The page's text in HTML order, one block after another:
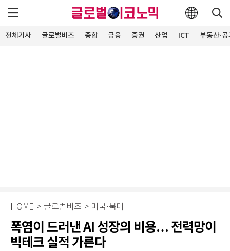
전체기사 글로벌비즈 종합 금융 증권 산업 ICT 부동산·
HOME > 글로벌비즈 > 미국·북미
폭염이 드러낸 AI 성장의 비용… 전력망이
빅테크 실적 가른다